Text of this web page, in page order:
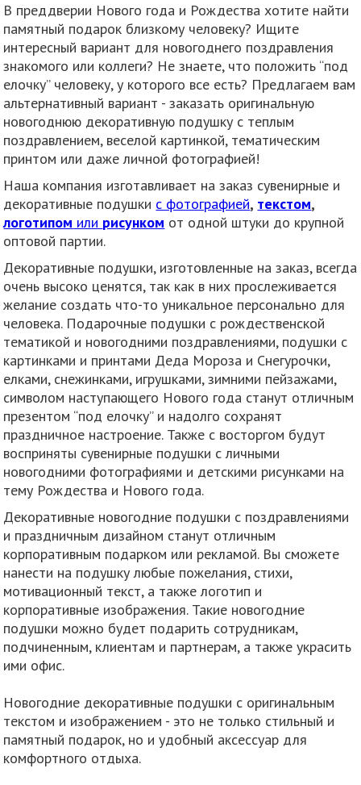
В преддверии Нового года и Рождества хотите найти
памятный подарок близкому человеку? Ищите
интересный вариант для новогоднего поздравления
знакомого или коллеги? Не знаете, что положить “под
елочку” человеку, у которого все есть? Предлагаем вам
альтернативный вариант - заказать оригинальную
новогоднюю декоративную подушку с теплым
поздравлением, веселой картинкой, тематическим
принтом или даже личной фотографией!
Наша компания изготавливает на заказ сувенирные и
декоративные подушки с фотографией, текстом,
логотипом или рисунком от одной штуки до крупной
оптовой партии.
Декоративные подушки, изготовленные на заказ, всегда
очень высоко ценятся, так как в них прослеживается
желание создать что-то уникальное персонально для
человека. Подарочные подушки с рождественской
тематикой и новогодними поздравлениями, подушки с
картинками и принтами Деда Мороза и Снегурочки,
елками, снежинками, игрушками, зимними пейзажами,
символом наступающего Нового года станут отличным
презентом “под елочку” и надолго сохранят
праздничное настроение. Также с восторгом будут
восприняты сувенирные подушки с личными
новогодними фотографиями и детскими рисунками на
тему Рождества и Нового года.
Декоративные новогодние подушки с поздравлениями
и праздничным дизайном станут отличным
корпоративным подарком или рекламой. Вы сможете
нанести на подушку любые пожелания, стихи,
мотивационный текст, а также логотип и
корпоративные изображения. Такие новогодние
подушки можно будет подарить сотрудникам,
подчиненным, клиентам и партнерам, а также украсить
ими офис.
Новогодние декоративные подушки с оригинальным
текстом и изображением - это не только стильный и
памятный подарок, но и удобный аксессуар для
комфортного отдыха.